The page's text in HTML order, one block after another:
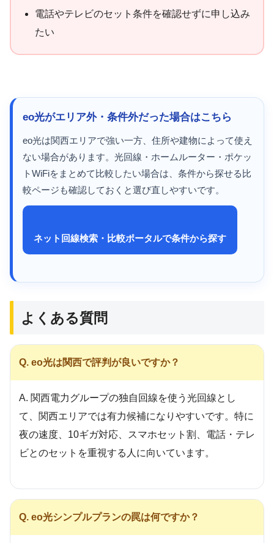
電話やテレビのセット条件を確認せずに申し込み
たい
eo光がエリア外・条件外だった場合はこちら
eo光は関西エリアで強い一方、住所や建物によって使え
ない場合があります。光回線・ホームルーター・ポケッ
トWiFiをまとめて比較したい場合は、条件から探せる比
較ページも確認しておくと選び直しやすいです。
ネット回線検索・比較ポータルで条件から探す
よくある質問
Q. eo光は関西で評判が良いですか？
A. 関西電力グループの独自回線を使う光回線とし
て、関西エリアでは有力候補になりやすいです。特に
夜の速度、10ギガ対応、スマホセット割、電話・テレ
ビとのセットを重視する人に向いています。
Q. eo光シンプルプランの罠は何ですか？